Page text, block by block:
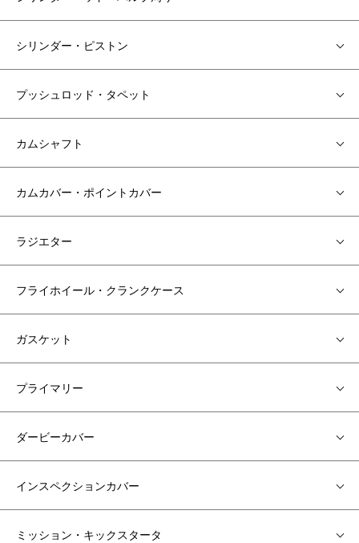
シリンダー・ピストン
プッシュロッド・タペット
カムシャフト
カムカバー・ポイントカバー
ラジエター
フライホイール・クランクケース
ガスケット
プライマリー
ダービーカバー
インスペクションカバー
ミッション・キックスタータ